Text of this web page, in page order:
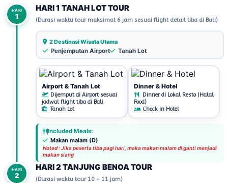
HARI
1
HARI 1 TANAH LOT TOUR
(Durasi waktu tour maksimal 6 jam sesuai flight detail tiba di Bali)
2 Destinasi Wisata Utama
Penjemputan Airport
Tanah Lot
Airport & Tanah Lot
Dijemput di Airport sesuai
jadwal flight tiba di Bali
Tanah Lot
Dinner & Hotel
Dinner di Lokal Resto (Halal
Food)
Check in Hotel
Included Meals:
Makan malam (D)
Noted : Jika peserta tiba pagi hari, maka makan malam di ganti menjadi
makan siang
HARI
2
HARI 2 TANJUNG BENOA TOUR
(Durasi waktu tour 10 – 11 jam)